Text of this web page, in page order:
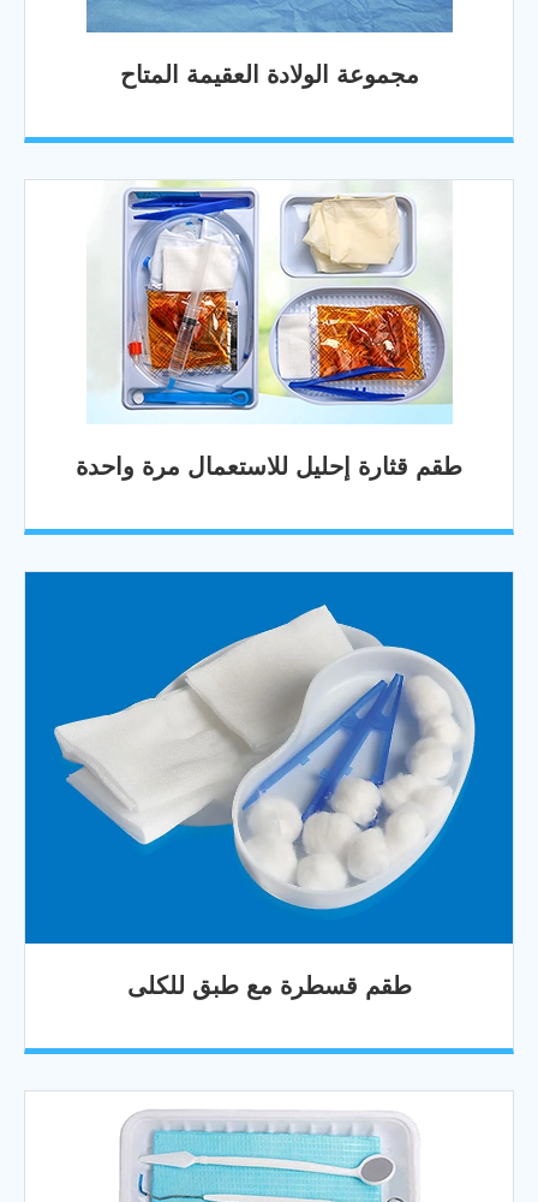
مجموعة الولادة العقيمة المتاح
طقم قثارة إحليل للاستعمال مرة واحدة
طقم قسطرة مع طبق للكلى